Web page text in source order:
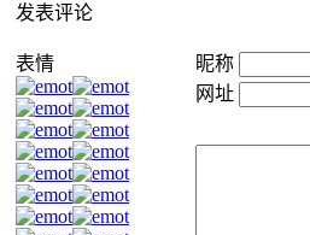
发表评论
表情 昵称
网址